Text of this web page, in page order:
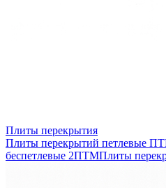
Плиты перекрытия
Плиты перекрытий петлевые
беспетлевые 2ПТМПлиты